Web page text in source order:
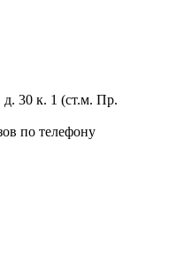
д. 30 к. 1 (ст.м. Пр.
по телефону